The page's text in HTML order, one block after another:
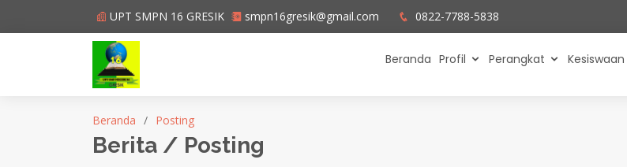
UPT SMPN 16 GRESIK smpn16gresik@gmail.com 0822-7788-5838
Beranda Profil Perangkat Kesiswaan
Beranda Posting
Berita / Posting